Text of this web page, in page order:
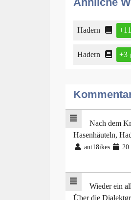
Hadern +11
Hadern +3
Nach dem
Hasenhäuteln,
ant18ikes
Wieder ein
Über die